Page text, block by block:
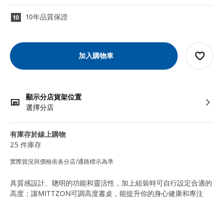
10年品質保證
加入購物車
顯示分店貨架位置
選擇分店
有庫存於線上購物
25 件庫存
實際貨況與價格依各分店/通路標示為準
具質感設計、聰明的功能和靈活性，加上組裝時可自行設定合適的
高度；讓MITTZON可調高度書桌，能提升你的身心健康和專注